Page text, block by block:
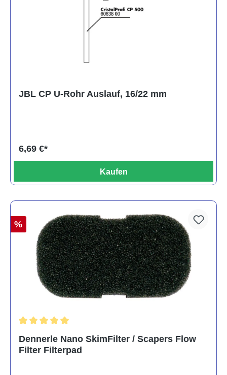
JBL CP U-Rohr Auslauf, 16/22 mm
6,69 €*
Kaufen
%
Dennerle Nano SkimFilter / Scapers Flow
Filter Filterpad